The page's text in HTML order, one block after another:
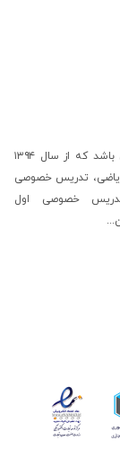
می باشد که از سال ۱۳۹۴
، تدریس خصوصی
خصوصی اول